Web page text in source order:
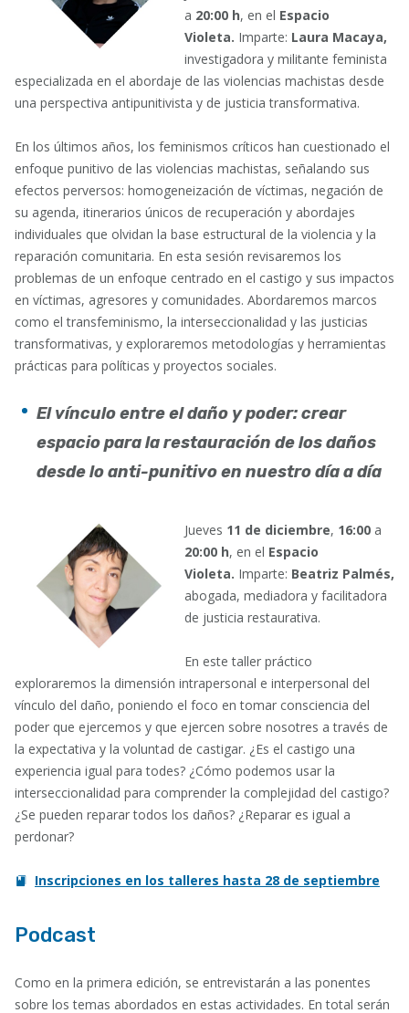
a 20:00 h, en el Espacio
Violeta. Imparte: Laura Macaya,
investigadora y militante feminista
especializada en el abordaje de las violencias machistas desde
una perspectiva antipunitivista y de justicia transformativa.
En los últimos años, los feminismos críticos han cuestionado el
enfoque punitivo de las violencias machistas, señalando sus
efectos perversos: homogeneización de víctimas, negación de
su agenda, itinerarios únicos de recuperación y abordajes
individuales que olvidan la base estructural de la violencia y la
reparación comunitaria. En esta sesión revisaremos los
problemas de un enfoque centrado en el castigo y sus impactos
en víctimas, agresores y comunidades. Abordaremos marcos
como el transfeminismo, la interseccionalidad y las justicias
transformativas, y exploraremos metodologías y herramientas
prácticas para políticas y proyectos sociales.
El vínculo entre el daño y poder: crear
espacio para la restauración de los daños
desde lo anti-punitivo en nuestro día a día
Jueves 11 de diciembre, 16:00 a
20:00 h, en el Espacio
Violeta. Imparte: Beatriz Palmés,
abogada, mediadora y facilitadora
de justicia restaurativa.
En este taller práctico
exploraremos la dimensión intrapersonal e interpersonal del
vínculo del daño, poniendo el foco en tomar consciencia del
poder que ejercemos y que ejercen sobre nosotres a través de
la expectativa y la voluntad de castigar. ¿Es el castigo una
experiencia igual para todes? ¿Cómo podemos usar la
interseccionalidad para comprender la complejidad del castigo?
¿Se pueden reparar todos los daños? ¿Reparar es igual a
perdonar?
Inscripciones en los talleres hasta 28 de septiembre
Podcast
Como en la primera edición, se entrevistarán a las ponentes
sobre los temas abordados en estas actividades. En total serán